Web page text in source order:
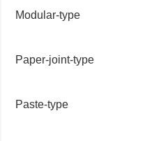
Modular-type
Paper-joint-type
Paste-type